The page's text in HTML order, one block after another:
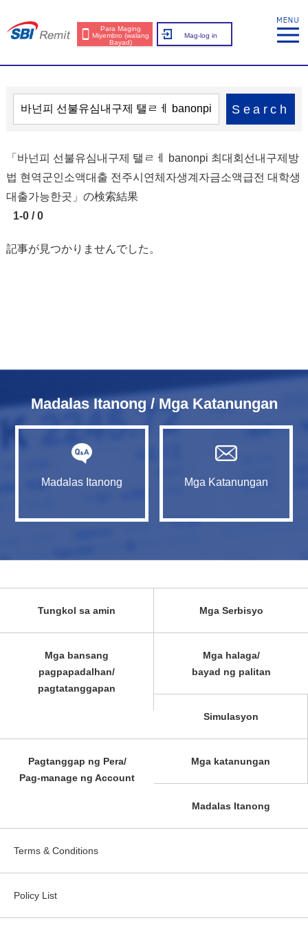
Para Maging
Miyembro (walang
Bayad)
Mag-log in
Search
「바넌피 선불유심내구제 탤ㄹㅔ banonpi 최대회선내구제방
법 현역군인소액대출 전주시연체자생계자금소액급전 대학생
대출가능한곳」の検索結果
1-0 / 0
記事が見つかりませんでした。
Madalas Itanong / Mga Katanungan
Madalas Itanong Mga Katanungan
Tungkol sa amin Mga Serbisyo
Mga bansang
pagpapadalhan/
pagtatanggapan
Mga halaga/
bayad ng palitan
Simulasyon
Pagtanggap ng Pera/
Pag-manage ng Account
Mga katanungan
Madalas Itanong
Terms & Conditions
Policy List